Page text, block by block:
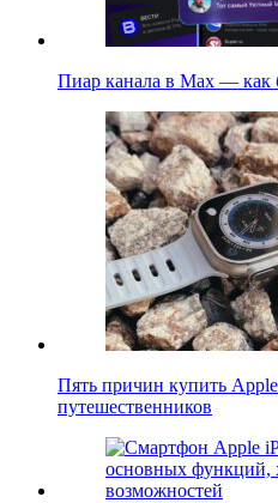
Пиар канала в Max — как
Пять причин купить
путешественников